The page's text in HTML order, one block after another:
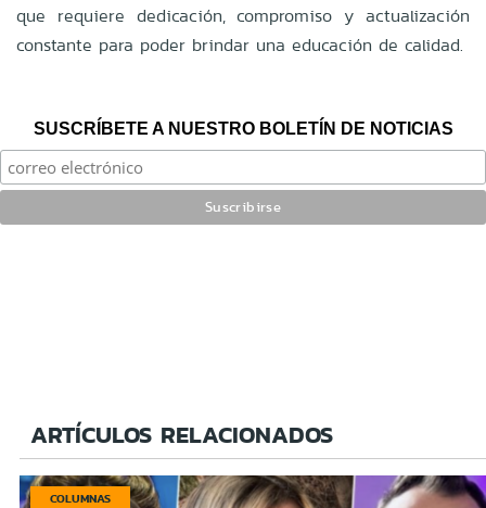
que requiere dedicación, compromiso y actualización
constante para poder brindar una educación de calidad.
SUSCRÍBETE A NUESTRO BOLETÍN DE NOTICIAS
ARTÍCULOS RELACIONADOS
COLUMNAS